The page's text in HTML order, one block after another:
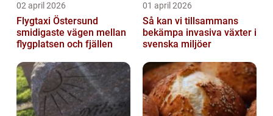
02 april 2026
Flygtaxi Östersund
smidigaste vägen mellan
flygplatsen och fjällen
01 april 2026
Så kan vi tillsammans
bekämpa invasiva växter i
svenska miljöer